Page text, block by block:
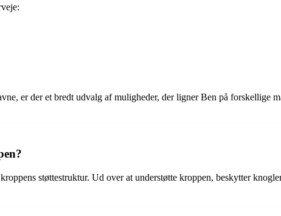
er der et bredt udvalg af muligheder, der ligner Ben på forskellige
støttestruktur. Ud over at understøtte kroppen, beskytter